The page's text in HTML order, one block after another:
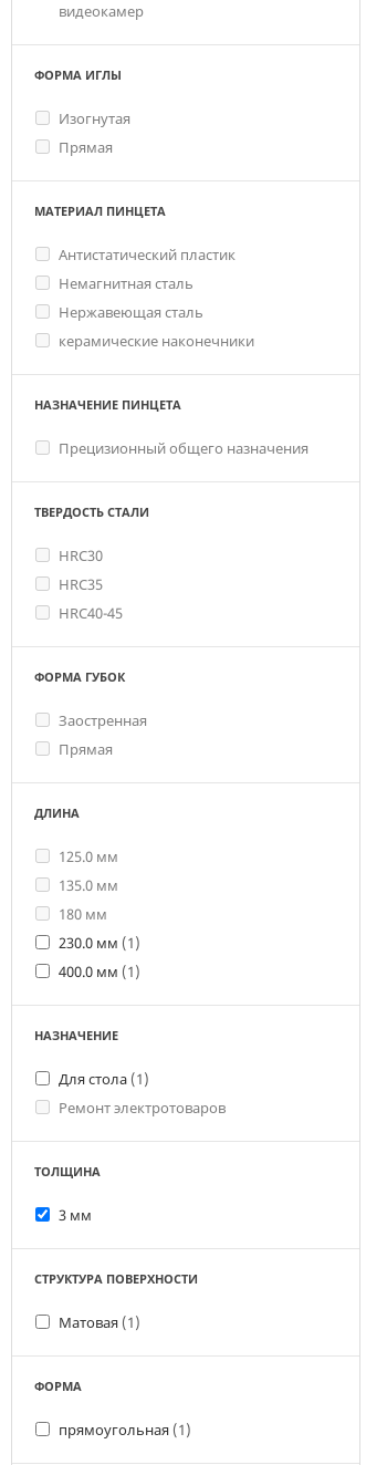
видеокамер
ФОРМА ИГЛЫ
Изогнутая
Прямая
МАТЕРИАЛ ПИНЦЕТА
Антистатический пластик
Немагнитная сталь
Нержавеющая сталь
керамические наконечники
НАЗНАЧЕНИЕ ПИНЦЕТА
Прецизионный общего назначения
ТВЕРДОСТЬ СТАЛИ
HRC30
HRC35
HRC40-45
ФОРМА ГУБОК
Заостренная
Прямая
ДЛИНА
125.0 мм
135.0 мм
180 мм
230.0 мм (1)
400.0 мм (1)
НАЗНАЧЕНИЕ
Для стола (1)
Ремонт электротоваров
ТОЛЩИНА
3 мм
СТРУКТУРА ПОВЕРХНОСТИ
Матовая (1)
ФОРМА
прямоугольная (1)